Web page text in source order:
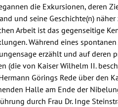
die Exkursionen, deren
und seine Geschichte(n)
Arbeit ist das gegenseitige
Während eines
erzählt und auf deren
(die von Kaiser Wilhelm II.
Görings Rede über den
Halle am Ende der
durch Frau Dr. Inge